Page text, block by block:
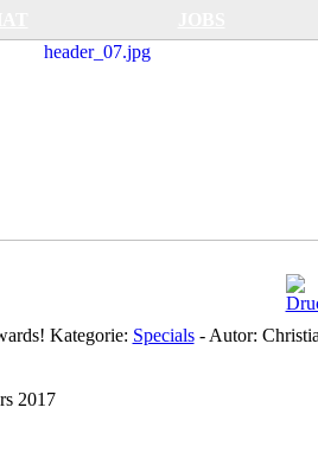
Kategorie: Specials- Autor: